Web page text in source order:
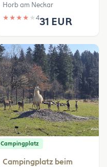
Horb am Neckar
★ ★ ★ ★ ★ 431 EUR
Campingplatz
Campingplatz beim